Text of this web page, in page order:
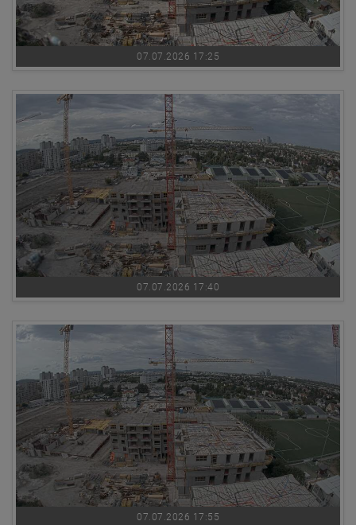
07.07.2026 17:25
07.07.2026 17:40
07.07.2026 17:55